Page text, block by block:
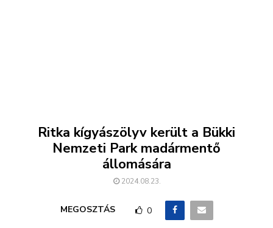
Ritka kígyászölyv került a Bükki
Nemzeti Park madármentő
állomására
2024.08.23.
MEGOSZTÁS 0